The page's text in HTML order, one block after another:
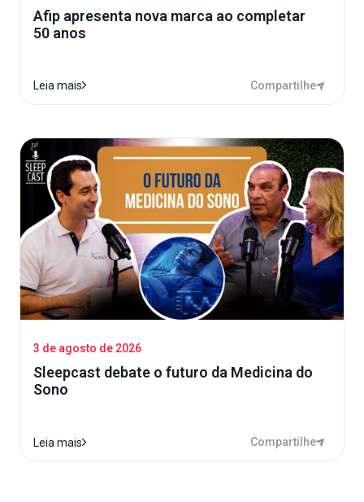
Afip apresenta nova marca ao completar
50 anos
Leia mais Compartilhe
3 de agosto de 2026
Sleepcast debate o futuro da Medicina do
Sono
Leia mais Compartilhe